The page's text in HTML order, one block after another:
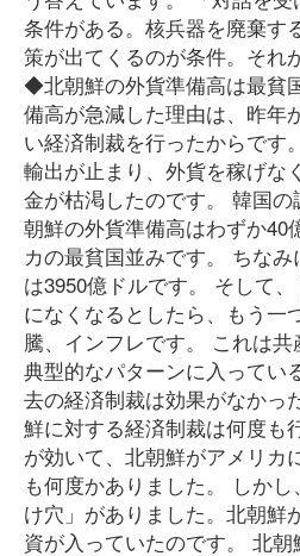
条件がある。核兵器を廃棄す
策が出てくるのが条件。それ
◆北朝鮮の外貨準備高は最貧
備高が急減した理由は、昨年
い経済制裁を行ったからです
輸出が止まり、外貨を稼げな
金が枯渇したのです。 韓国
朝鮮の外貨準備高はわずか40
カの最貧国並みです。 ちな
は3950億ドルです。 そして
になくなるとしたら、もう一
騰、インフレです。 これは
典型的なパターンに入って
去の経済制裁は効果がなかっ
鮮に対する経済制裁は何度も
が効いて、北朝鮮がアメリカ
も何度かありました。 しか
け穴」がありました。北朝鮮
資が入っていたのです。 北